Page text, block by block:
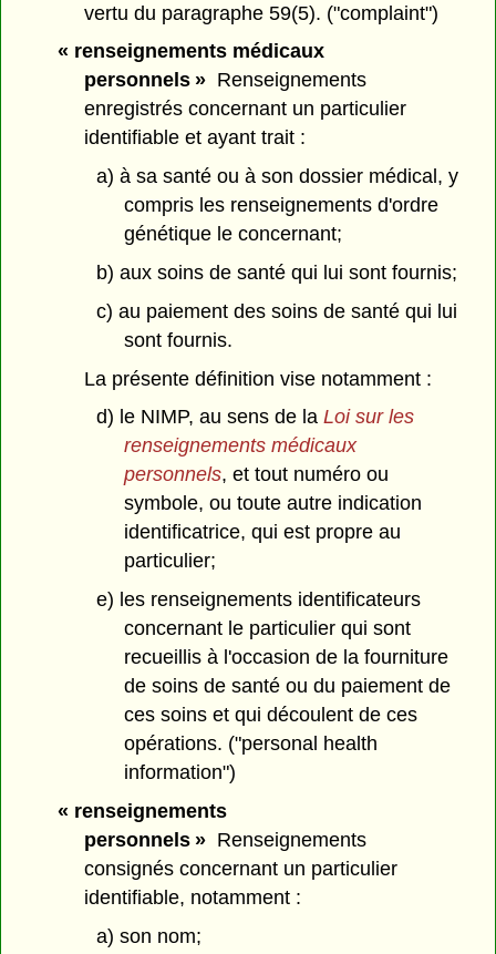
vertu du paragraphe 59(5). ("complaint")
« renseignements médicaux
personnels » Renseignements
enregistrés concernant un particulier
identifiable et ayant trait :
a) à sa santé ou à son dossier médical, y
compris les renseignements d'ordre
génétique le concernant;
b) aux soins de santé qui lui sont fournis;
c) au paiement des soins de santé qui lui
sont fournis.
La présente définition vise notamment :
d) le NIMP, au sens de la Loi sur les
renseignements médicaux
personnels, et tout numéro ou
symbole, ou toute autre indication
identificatrice, qui est propre au
particulier;
e) les renseignements identificateurs
concernant le particulier qui sont
recueillis à l'occasion de la fourniture
de soins de santé ou du paiement de
ces soins et qui découlent de ces
opérations. ("personal health
information")
« renseignements
personnels » Renseignements
consignés concernant un particulier
identifiable, notamment :
a) son nom;